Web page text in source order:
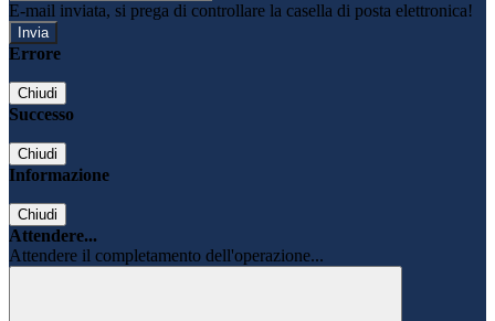
E-mail inviata, si prega di controllare la casella di posta elettronica!
Errore
Chiudi
Successo
Chiudi
Informazione
Chiudi
Attendere...
Attendere il completamento dell'operazione...